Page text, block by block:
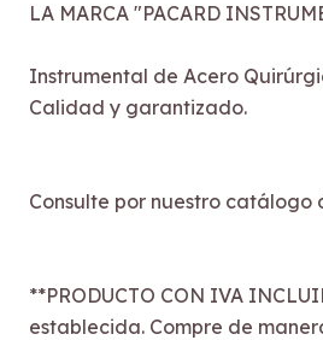
LA MARCA "PACARD
Instrumental de Acero
Calidad y garantizado.
Consulte por nuestro catálogo
**PRODUCTO CON IVA
establecida. Compre de